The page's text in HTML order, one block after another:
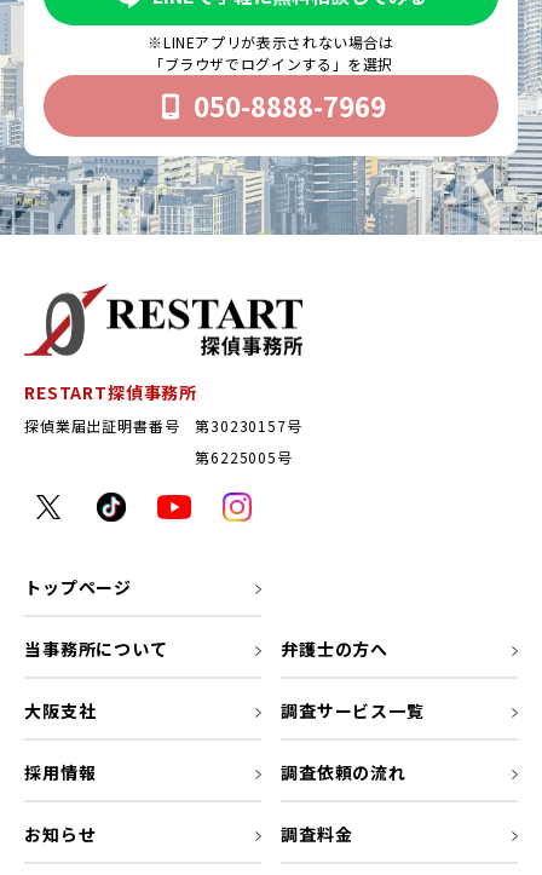
※LINEアプリが表示されない場合は
「ブラウザでログインする」を選択
050-8888-7969
RESTART探偵事務所
探偵業届出証明書番号 第30230157号
第6225005号
トップページ
当事務所について 弁護士の方へ
大阪支社 調査サービス一覧
採用情報 調査依頼の流れ
お知らせ 調査料金